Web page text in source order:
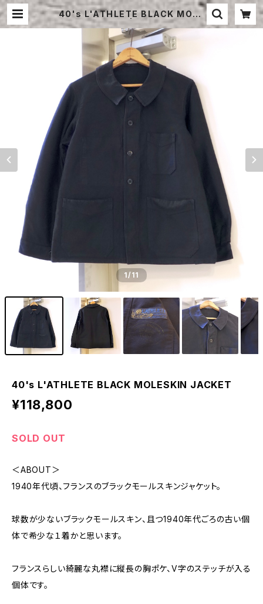
40's L'ATHLETE BLACK MOLE
SKIN JACKET | STRAYSHEEP
ONLINE
1/11
40's L'ATHLETE BLACK MOLESKIN JACKET
¥118,800
SOLD OUT
＜ABOUT＞
1940年代頃、フランスのブラックモールスキンジャケット。
球数が少ないブラックモールスキン、且つ1940年代ごろの古い個
体で希少な１着かと思います。
フランスらしい綺麗な丸襟に縦長の胸ポケ、V字のステッチが入る
個体です。